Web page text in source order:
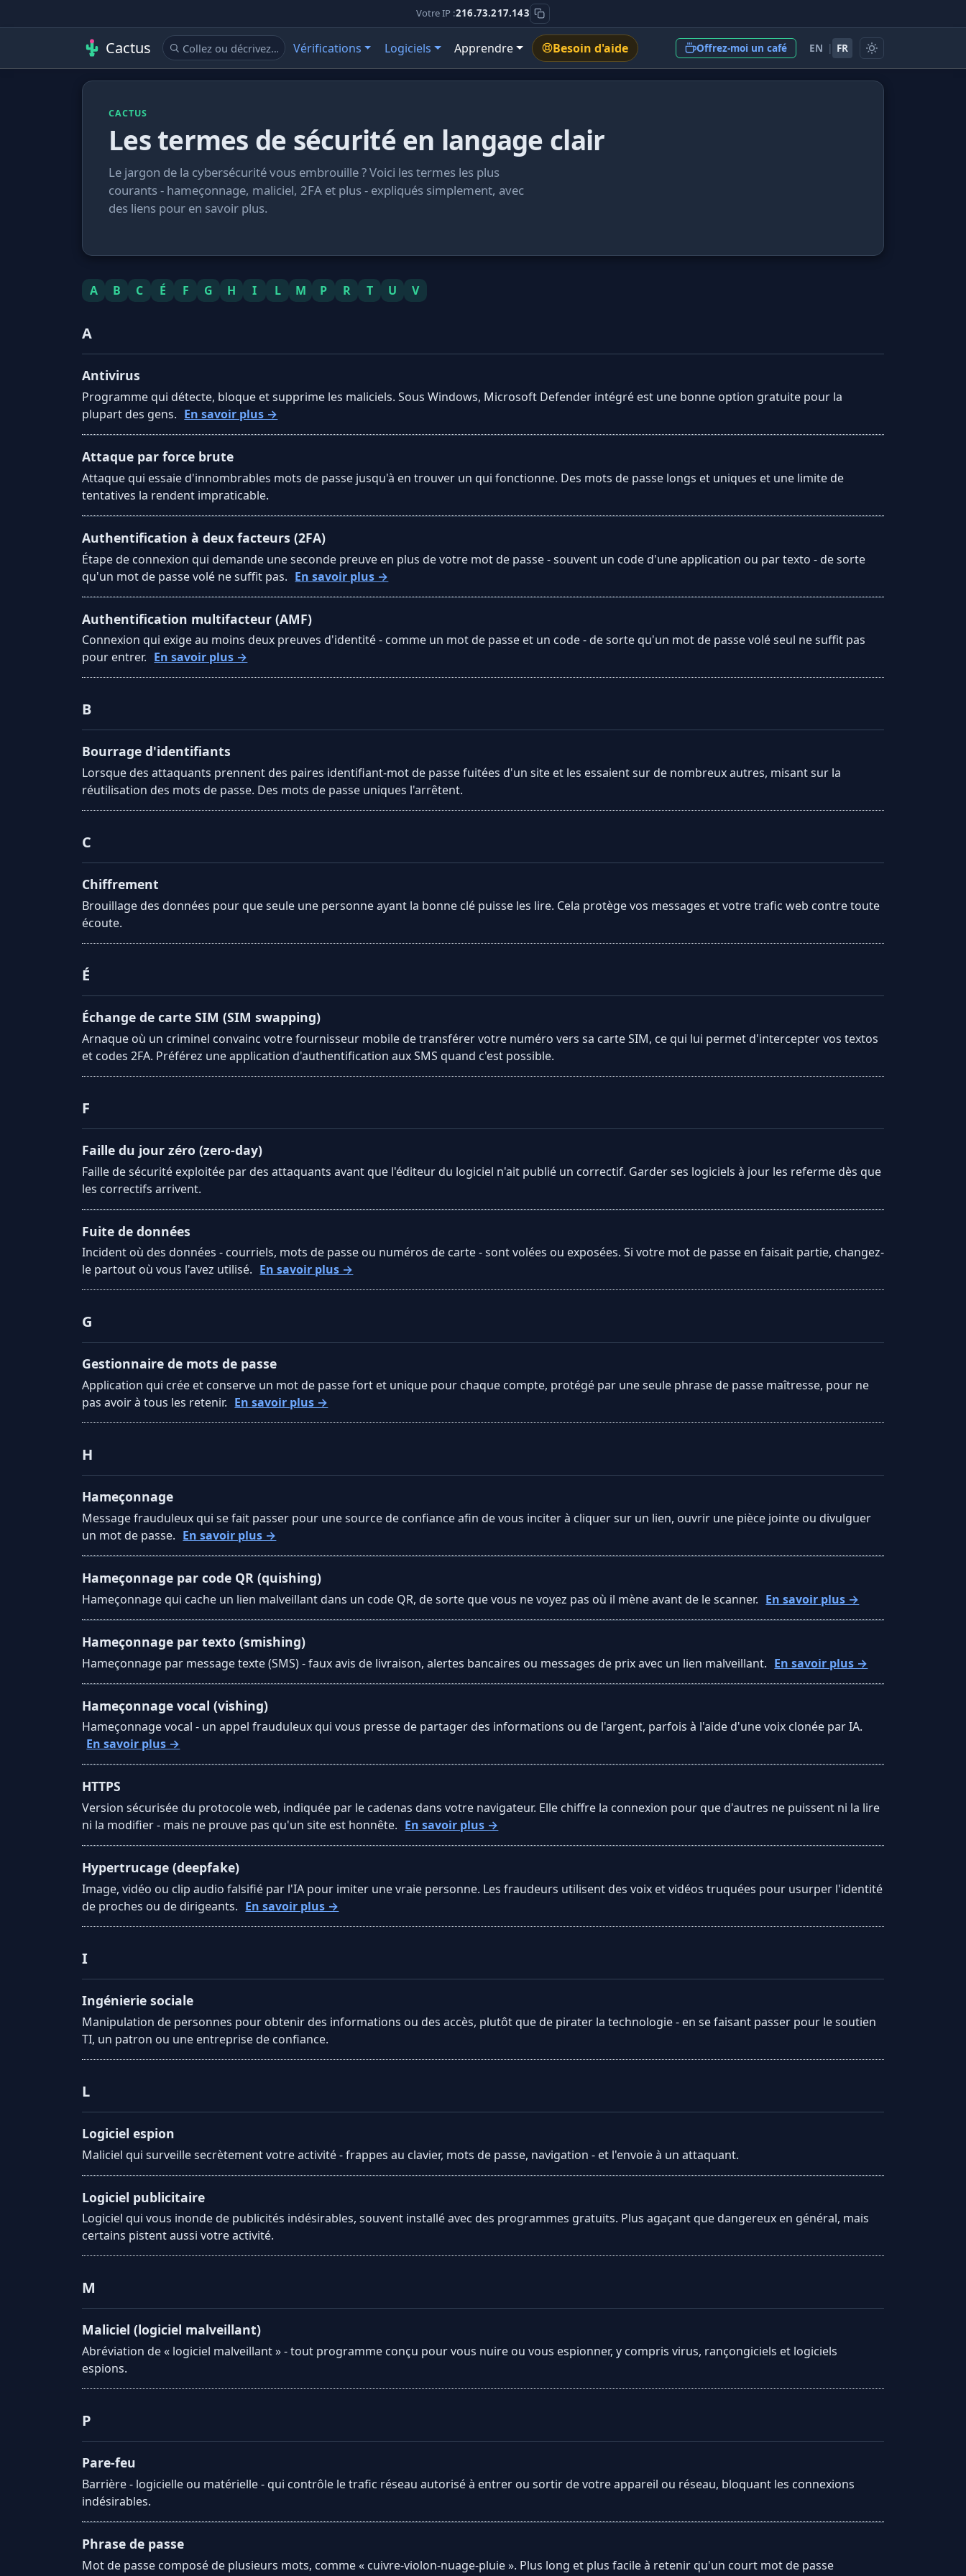
Votre IP :216.73.217.143
Cactus Vérifications Logiciels Apprendre Besoin d'aide Offrez-moi un café EN | FR
CACTUS
Les termes de sécurité en langage clair
Le jargon de la cybersécurité vous embrouille ? Voici les termes les plus
courants - hameçonnage, maliciel, 2FA et plus - expliqués simplement, avec
des liens pour en savoir plus.
A B C É F G H I L M P R T U V
A
Antivirus
Programme qui détecte, bloque et supprime les maliciels. Sous Windows, Microsoft Defender intégré est une bonne option gratuite pour la
plupart des gens. En savoir plus →
Attaque par force brute
Attaque qui essaie d'innombrables mots de passe jusqu'à en trouver un qui fonctionne. Des mots de passe longs et uniques et une limite de
tentatives la rendent impraticable.
Authentification à deux facteurs (2FA)
Étape de connexion qui demande une seconde preuve en plus de votre mot de passe - souvent un code d'une application ou par texto - de sorte
qu'un mot de passe volé ne suffit pas. En savoir plus →
Authentification multifacteur (AMF)
Connexion qui exige au moins deux preuves d'identité - comme un mot de passe et un code - de sorte qu'un mot de passe volé seul ne suffit pas
pour entrer. En savoir plus →
B
Bourrage d'identifiants
Lorsque des attaquants prennent des paires identifiant-mot de passe fuitées d'un site et les essaient sur de nombreux autres, misant sur la
réutilisation des mots de passe. Des mots de passe uniques l'arrêtent.
C
Chiffrement
Brouillage des données pour que seule une personne ayant la bonne clé puisse les lire. Cela protège vos messages et votre trafic web contre toute
écoute.
É
Échange de carte SIM (SIM swapping)
Arnaque où un criminel convainc votre fournisseur mobile de transférer votre numéro vers sa carte SIM, ce qui lui permet d'intercepter vos textos
et codes 2FA. Préférez une application d'authentification aux SMS quand c'est possible.
F
Faille du jour zéro (zero-day)
Faille de sécurité exploitée par des attaquants avant que l'éditeur du logiciel n'ait publié un correctif. Garder ses logiciels à jour les referme dès que
les correctifs arrivent.
Fuite de données
Incident où des données - courriels, mots de passe ou numéros de carte - sont volées ou exposées. Si votre mot de passe en faisait partie, changez-
le partout où vous l'avez utilisé. En savoir plus →
G
Gestionnaire de mots de passe
Application qui crée et conserve un mot de passe fort et unique pour chaque compte, protégé par une seule phrase de passe maîtresse, pour ne
pas avoir à tous les retenir. En savoir plus →
H
Hameçonnage
Message frauduleux qui se fait passer pour une source de confiance afin de vous inciter à cliquer sur un lien, ouvrir une pièce jointe ou divulguer
un mot de passe. En savoir plus →
Hameçonnage par code QR (quishing)
Hameçonnage qui cache un lien malveillant dans un code QR, de sorte que vous ne voyez pas où il mène avant de le scanner. En savoir plus →
Hameçonnage par texto (smishing)
Hameçonnage par message texte (SMS) - faux avis de livraison, alertes bancaires ou messages de prix avec un lien malveillant. En savoir plus →
Hameçonnage vocal (vishing)
Hameçonnage vocal - un appel frauduleux qui vous presse de partager des informations ou de l'argent, parfois à l'aide d'une voix clonée par IA.
En savoir plus →
HTTPS
Version sécurisée du protocole web, indiquée par le cadenas dans votre navigateur. Elle chiffre la connexion pour que d'autres ne puissent ni la lire
ni la modifier - mais ne prouve pas qu'un site est honnête. En savoir plus →
Hypertrucage (deepfake)
Image, vidéo ou clip audio falsifié par l'IA pour imiter une vraie personne. Les fraudeurs utilisent des voix et vidéos truquées pour usurper l'identité
de proches ou de dirigeants. En savoir plus →
I
Ingénierie sociale
Manipulation de personnes pour obtenir des informations ou des accès, plutôt que de pirater la technologie - en se faisant passer pour le soutien
TI, un patron ou une entreprise de confiance.
L
Logiciel espion
Maliciel qui surveille secrètement votre activité - frappes au clavier, mots de passe, navigation - et l'envoie à un attaquant.
Logiciel publicitaire
Logiciel qui vous inonde de publicités indésirables, souvent installé avec des programmes gratuits. Plus agaçant que dangereux en général, mais
certains pistent aussi votre activité.
M
Maliciel (logiciel malveillant)
Abréviation de « logiciel malveillant » - tout programme conçu pour vous nuire ou vous espionner, y compris virus, rançongiciels et logiciels
espions.
P
Pare-feu
Barrière - logicielle ou matérielle - qui contrôle le trafic réseau autorisé à entrer ou sortir de votre appareil ou réseau, bloquant les connexions
indésirables.
Phrase de passe
Mot de passe composé de plusieurs mots, comme « cuivre-violon-nuage-pluie ». Plus long et plus facile à retenir qu'un court mot de passe